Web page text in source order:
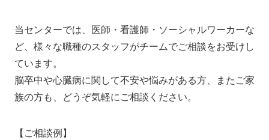
当センターでは、医師・看護師・ソーシャルワーカーな
ど、様々な職種のスタッフがチームでご相談をお受けし
ています。
脳卒中や心臓病に関して不安や悩みがある方、またご家
族の方も、どうぞ気軽にご相談ください。
【ご相談例】